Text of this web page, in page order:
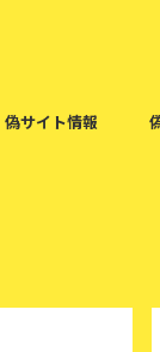
偽サイト情報